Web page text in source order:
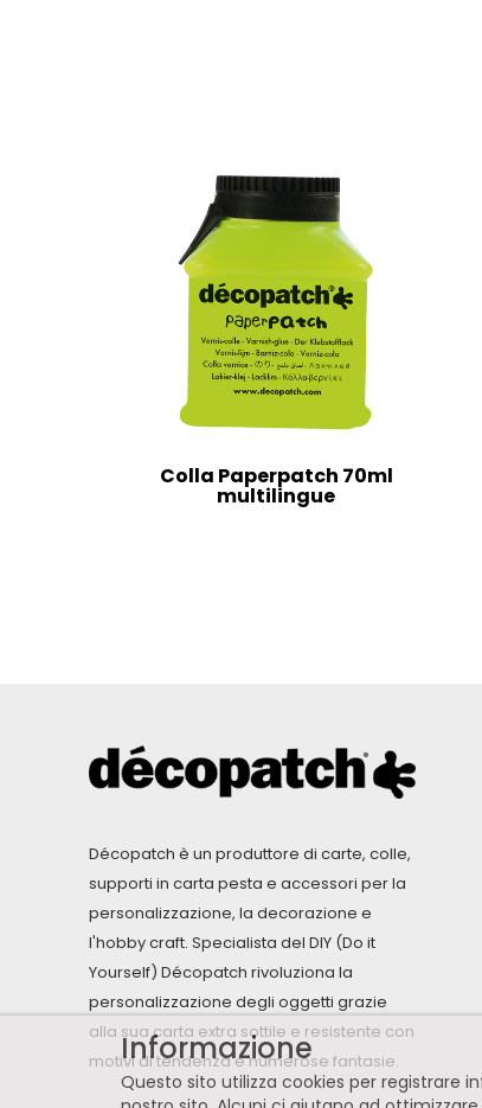
Colla Paperpatch 70ml
multilingue
Décopatch è un produttore di carte, colle,
supporti in carta pesta e accessori per la
personalizzazione, la decorazione e
l'hobby craft. Specialista del DIY (Do it
Yourself) Décopatch rivoluziona la
personalizzazione degli oggetti grazie
alla sua carta extra sottile e resistente con
motivi di tendenza e numerose fantasie.
Informazione
Questo sito utilizza cookies per registrare